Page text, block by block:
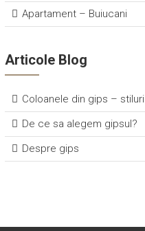
Apartament – Buiucani
Articole Blog
Coloanele din gips – stiluri
De ce sa alegem gipsul?
Despre gips